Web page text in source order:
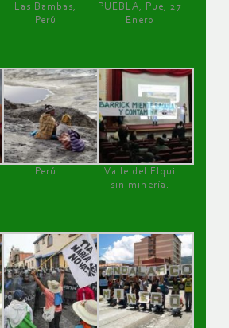
Las Bambas,
Perú
PUEBLA, Pue, 27
Enero
Perú
Valle del Elqui
sin minería.